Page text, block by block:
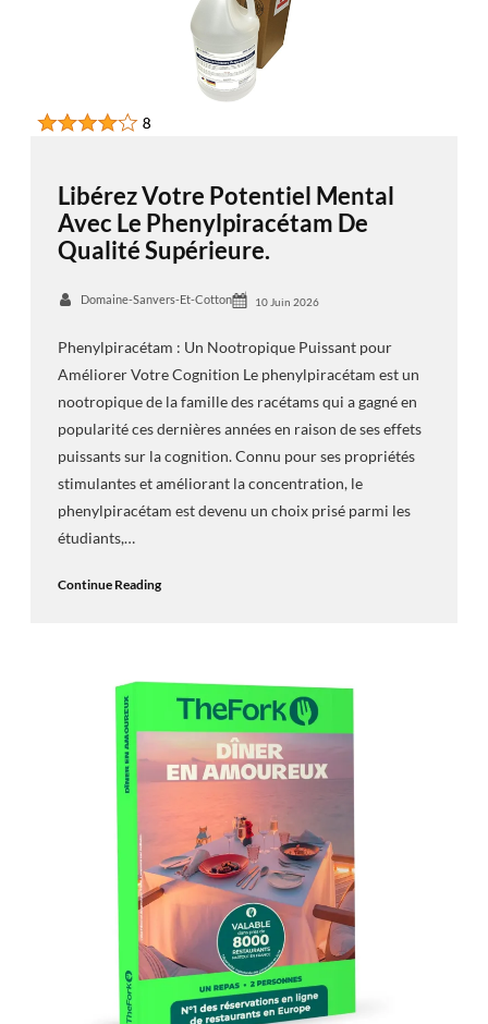
Libérez Votre Potentiel Mental
Avec Le Phenylpiracétam De
Qualité Supérieure.
Domaine-Sanvers-Et-Cotton 10 Juin 2026
Phenylpiracétam : Un Nootropique Puissant pour
Améliorer Votre Cognition Le phenylpiracétam est un
nootropique de la famille des racétams qui a gagné en
popularité ces dernières années en raison de ses effets
puissants sur la cognition. Connu pour ses propriétés
stimulantes et améliorant la concentration, le
phenylpiracétam est devenu un choix prisé parmi les
étudiants,…
Continue Reading